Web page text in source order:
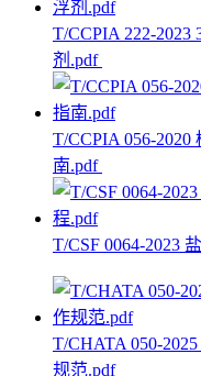
T/CCPIA 222-
剂.pdf
T/CCPIA 056-
南.pdf
T/CSF 0064-2023
T/CHATA 050-
规范.pdf